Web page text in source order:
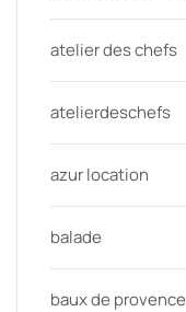
atelier des chefs
atelierdeschefs
azur location
balade
baux de provence